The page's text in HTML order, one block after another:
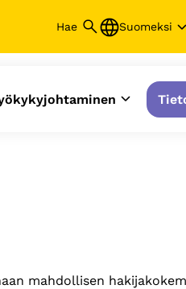
Suomeksi
mahdollisen